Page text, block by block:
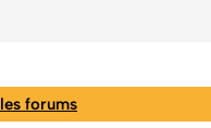
les forums